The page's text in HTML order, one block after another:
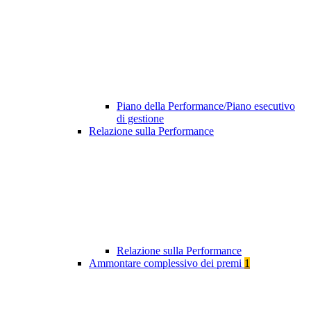
Piano della Performance/Piano esecutivo
di gestione
Relazione sulla Performance
Relazione sulla Performance
Ammontare complessivo dei premi 1